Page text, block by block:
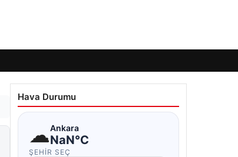
Hava Durumu
☁Ankara
NaN°C
ŞEHIR SEÇ